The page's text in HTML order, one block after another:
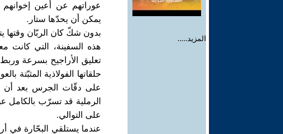
المزيد.....
عوراتهم عن أعين إخوانهم
يمكن أن يحدّها ستار.
بدون شكّ كان الربّان وقتها
هذه السفينة، التي كانت
تعليق الأراجيح بسرعة
حلقاتها الفولاذية المثبّتة
على دقّات الجرس بعد أن
الرملية قد تسرّب بالكامل
على التوالي.
عندما يستلقي البحّارة في